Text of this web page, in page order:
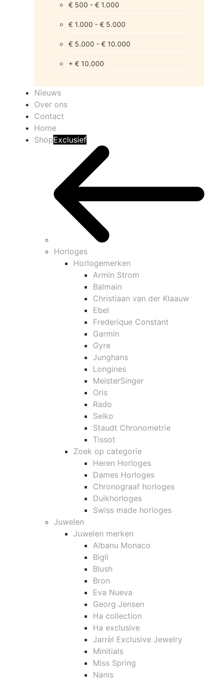
€ 500 - € 1.000
€ 1.000 - € 5.000
€ 5.000 - € 10.000
+ € 10.000
Nieuws
Over ons
Contact
Home
ShopExclusief
Horloges
Horlogemerken
Armin Strom
Balmain
Christiaan van der Klaauw
Ebel
Frederique Constant
Garmin
Gyre
Junghans
Longines
MeisterSinger
Oris
Rado
Seiko
Staudt Chronometrie
Tissot
Zoek op categorie
Heren Horloges
Dames Horloges
Chronograaf horloges
Duikhorloges
Swiss made horloges
Juwelen
Juwelen merken
Albanu Monaco
Bigli
Blush
Bron
Eva Nueva
Georg Jensen
Ha collection
Ha exclusive
Jarrèl Exclusive Jewelry
Minitials
Miss Spring
Nanis